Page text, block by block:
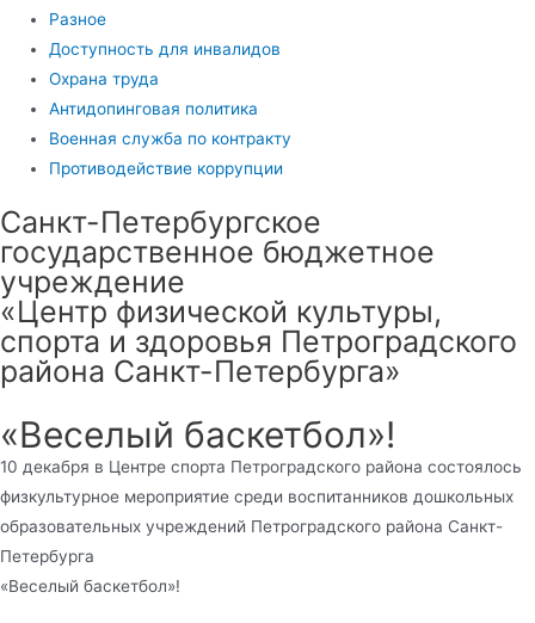
Разное
Доступность для инвалидов
Охрана труда
Антидопинговая политика
Военная служба по контракту
Противодействие коррупции
Санкт-Петербургское
государственное бюджетное
учреждение
«Центр физической культуры,
спорта и здоровья Петроградского
района Санкт-Петербурга»
«Веселый баскетбол»!
10 декабря в Центре спорта Петроградского района состоялось
физкультурное мероприятие среди воспитанников дошкольных
образовательных учреждений Петроградского района Санкт-
Петербурга
«Веселый баскетбол»!